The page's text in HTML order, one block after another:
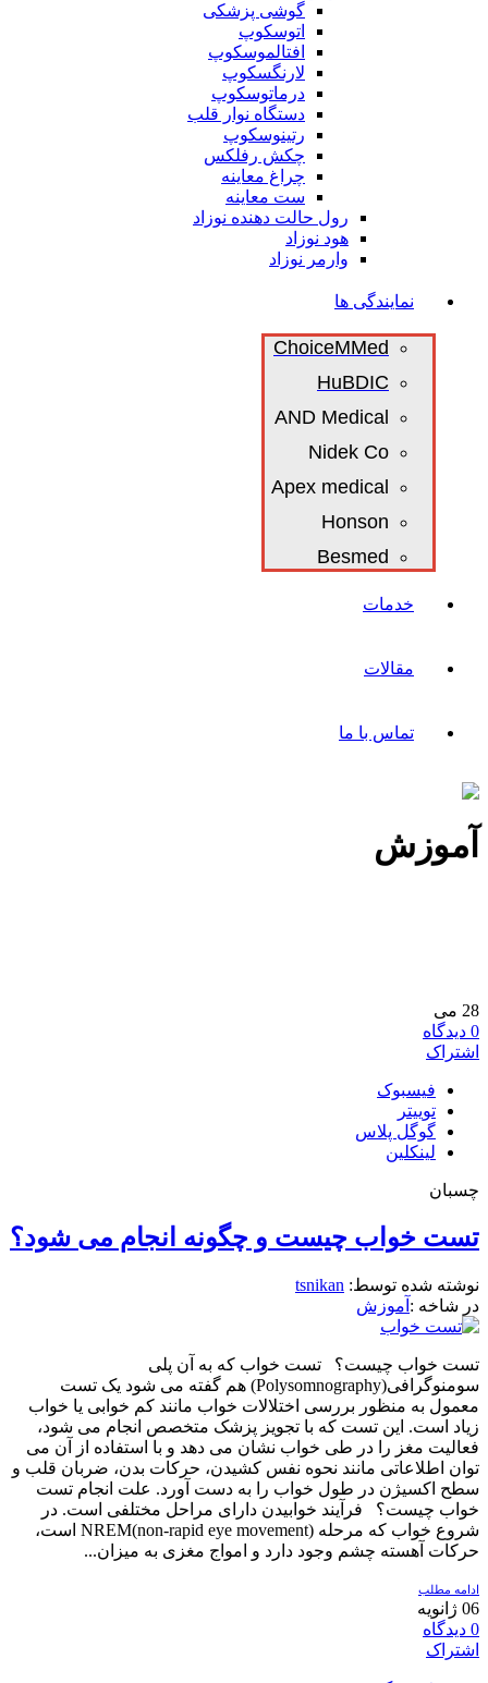
گوشی پزشکی
اتوسکوپ
افتالموسکوپ
لارنگسکوپ
درماتوسکوپ
دستگاه نوار قلب
رتینوسکوپ
چکش رفلکس
چراغ معاینه
ست معاینه
رول حالت دهنده نوزاد
هود نوزاد
وارمر نوزاد
نمایندگی ها
ChoiceMMed
HuBDIC
AND Medical
Nidek Co
Apex medical
Honson
Besmed
خدمات
مقالات
تماس با ما
آموزش
28 می
0 دیدگاه
اشتراک
فیسبوک
توییتر
گوگل پلاس
لینکلین
چسبان
تست خواب چیست و چگونه انجام می شود؟
نوشته شده توسط: tsnikan
در شاخه : آموزش
تست خواب چیست؟ تست خواب که به آن پلی
سومنوگرافی(Polysomnography) هم گفته می شود یک تست
معمول به منظور بررسی اختلالات خواب مانند کم خوابی یا خواب
زیاد است. این تست که با تجویز پزشک متخصص انجام می شود،
فعالیت مغز را در طی خواب نشان می دهد و با استفاده از آن می
توان اطلاعاتی مانند نحوه نفس کشیدن، حرکات بدن، ضربان قلب و
سطح اکسیژن در طول خواب را به دست آورد. علت انجام تست
خواب چیست؟ فرآیند خوابیدن دارای مراحل مختلفی است. در
شروع خواب که مرحله NREM(non-rapid eye movement) است،
حرکات آهسته چشم وجود دارد و امواج مغزی به میزان...
ادامه مطلب
06 ژانویه
0 دیدگاه
اشتراک